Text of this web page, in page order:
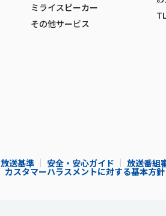
ミライスピーカー
その他サービス
放送基準 安全・安心ガイド 放送番組
カスタマーハラスメントに対する基本方針